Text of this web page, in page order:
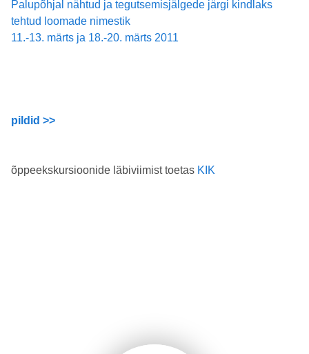
Palupõhjal nähtud ja tegutsemisjälgede järgi kindlaks
tehtud loomade nimestik
11.-13. märts ja 18.-20. märts 2011
pildid >>
õppeekskursioonide läbiviimist toetas KIK